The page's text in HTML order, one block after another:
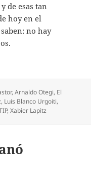
de esas tan
hoy en el
no hay
,Arnaldo Otegi, El
, Luis Blanco Urgoiti,
,Xabier Lapitz